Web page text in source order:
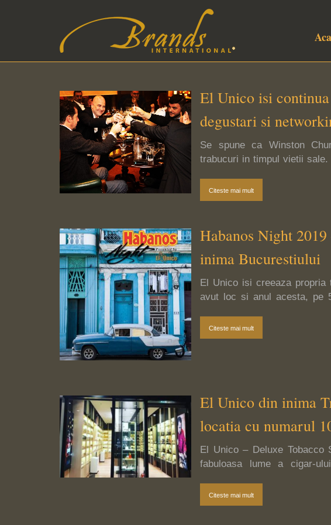
El Unico isi
degustari si
Se spune ca Winston
trabucuri in timpul vietii
le tinea mereu aproape si
seara. Astfel, va propunem
Citeste mai mult
Habanos Night
inima Bucurestiului
El Unico isi creeaza propria
avut loc si anul acesta, pe
Citeste mai mult
El Unico din inima
locatia cu numarul
El Unico – Deluxe Tobacco
fabuloasa lume a cigar-
si a lui Manuel Inoa, Master
Republica Dominicana, El
Citeste mai mult